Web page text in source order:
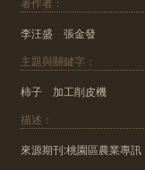
李汪盛 張金發
主題與關鍵字：
柿子 加工削皮機
描述：
來源期刊:桃園區農業專訊